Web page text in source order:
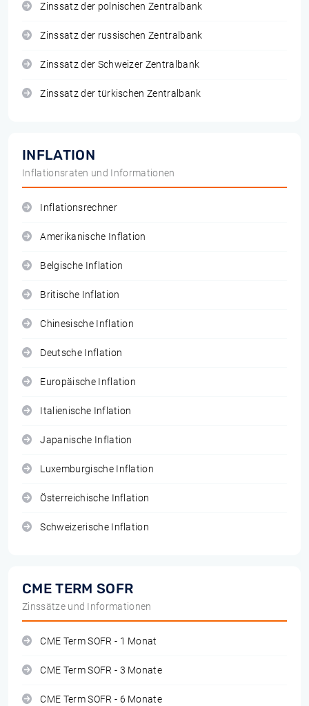
Zinssatz der polnischen Zentralbank
Zinssatz der russischen Zentralbank
Zinssatz der Schweizer Zentralbank
Zinssatz der türkischen Zentralbank
INFLATION
Inflationsraten und Informationen
Inflationsrechner
Amerikanische Inflation
Belgische Inflation
Britische Inflation
Chinesische Inflation
Deutsche Inflation
Europäische Inflation
Italienische Inflation
Japanische Inflation
Luxemburgische Inflation
Österreichische Inflation
Schweizerische Inflation
CME TERM SOFR
Zinssätze und Informationen
CME Term SOFR - 1 Monat
CME Term SOFR - 3 Monate
CME Term SOFR - 6 Monate